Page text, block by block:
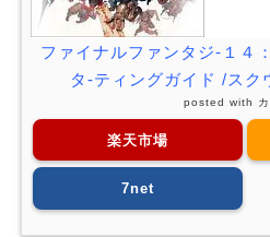
ファイナルファンタジ-１４
タ-ティングガイド /スク
posted with
楽天市場
7net